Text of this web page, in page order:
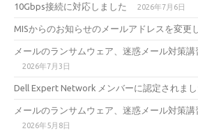
10Gbps接続に対応しました 2026年7月6日
MISからのお知らせのメールアドレスを変更
メールのランサムウェア、迷惑メール対策
2026年7月3日
Dell Expert Network メンバーに認定されまし
メールのランサムウェア、迷惑メール対策
2026年5月8日